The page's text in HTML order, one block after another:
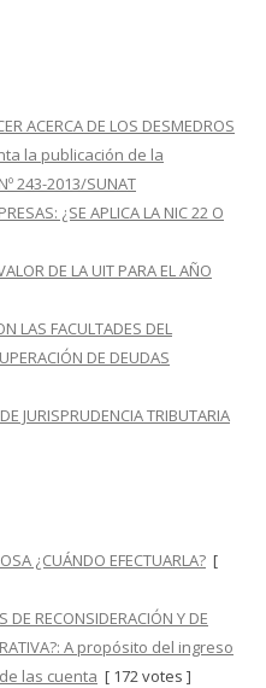
ACERCA DE LOS DESMEDROS
la publicación de la
243-2013/SUNAT
¿SE APLICA LA NIC 22 O
DE LA UIT PARA EL AÑO
LAS FACULTADES DEL
DE DEUDAS
JURISPRUDENCIA TRIBUTARIA
¿CUÁNDO EFECTUARLA? [
DE RECONSIDERACIÓN Y DE
A propósito del ingreso
las cuenta [ 172 votes ]